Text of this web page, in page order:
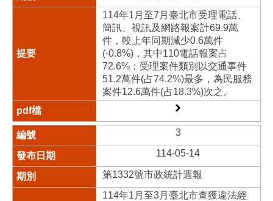
114年1月至7月臺北市受理電話、
簡訊、視訊及網路報案計69.9萬
件，較上年同期減少0.6萬件
(-0.8%)，其中110電話報案占
72.6%；受理案件類別以交通事件
51.2萬件(占74.2%)最多，為民服務
案件12.6萬件(占18.3%)次之。
3
114-05-14
第1332號市政統計週報
114年1月至3月臺北市查獲違法經